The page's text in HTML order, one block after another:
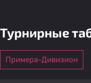
Турнирные
Примера-Дивизион